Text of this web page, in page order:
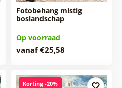
Fotobehang mistig
boslandschap
Op voorraad
vanaf €25,58
Korting -20%